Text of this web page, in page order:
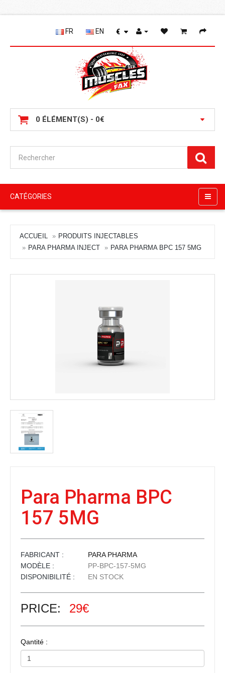
FR EN €
0 ÉLÉMENT(S) - 0€
CATÉGORIES
ACCUEIL
PRODUITS INJECTABLES
PARA PHARMA INJECT
PARA PHARMA BPC 157 5MG
Para Pharma BPC
157 5MG
FABRICANT :
PARA PHARMA
MODÈLE :
PP-BPC-157-5MG
DISPONIBILITÉ :
EN STOCK
PRICE: 29€
Qantité :